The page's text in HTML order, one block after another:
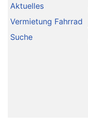
Aktuelles
Vermietung Fahrrad
Suche